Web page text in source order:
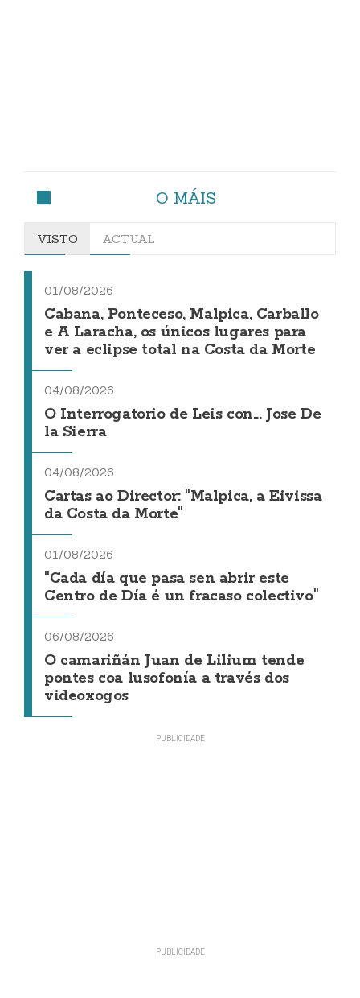
O MÁIS
VISTO ACTUAL
01/08/2026
Cabana, Ponteceso, Malpica, Carballo
e A Laracha, os únicos lugares para
ver a eclipse total na Costa da Morte
04/08/2026
O Interrogatorio de Leis con... Jose De
la Sierra
04/08/2026
Cartas ao Director: "Malpica, a Eivissa
da Costa da Morte"
01/08/2026
"Cada día que pasa sen abrir este
Centro de Día é un fracaso colectivo"
06/08/2026
O camariñán Juan de Lilium tende
pontes coa lusofonía a través dos
videoxogos